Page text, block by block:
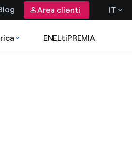
Area clienti IT
ENELtiPREMIA